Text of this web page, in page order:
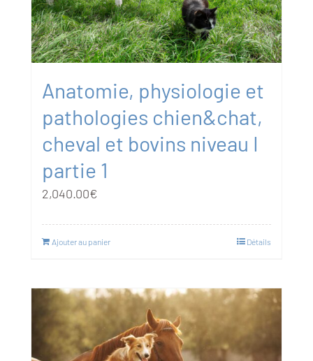
Anatomie, physiologie et
pathologies chien&chat,
cheval et bovins niveau I
partie 1
2,040.00€
Ajouter au panier Détails